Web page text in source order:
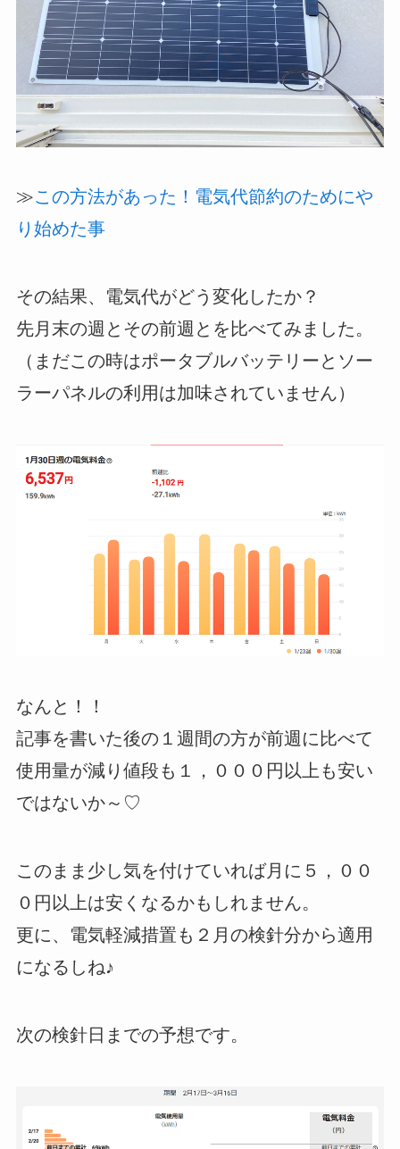
≫この方法があった！電気代節約のためにや
り始めた事
その結果、電気代がどう変化したか？
先月末の週とその前週とを比べてみました。
（まだこの時はポータブルバッテリーとソー
ラーパネルの利用は加味されていません）
なんと！！
記事を書いた後の１週間の方が前週に比べて
使用量が減り値段も１，０００円以上も安い
ではないか～♡
このまま少し気を付けていれば月に５，００
０円以上は安くなるかもしれません。
更に、電気軽減措置も２月の検針分から適用
になるしね♪
次の検針日までの予想です。